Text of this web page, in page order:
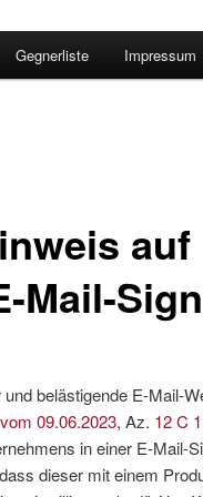
Gegnerliste Impressum
auf
Mail-
belästigende E-Mail-
09.06.2023, Az. 12 C
in einer E-Mail-
dieser mit einem